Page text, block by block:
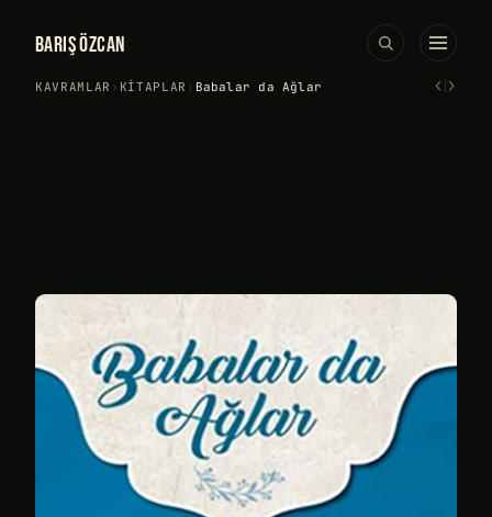
BARIŞ ÖZCAN
KAVRAMLAR › KITAPLAR › Babalar da Ağlar ‹›